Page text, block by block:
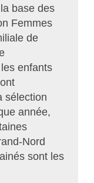
base des
Femmes
de
enfants
sélection
année,
Nord
sont les